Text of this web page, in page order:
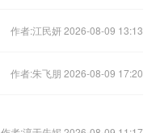
作者:江民妍 2026-08-09 13:13
作者:朱飞朋 2026-08-09 17:20